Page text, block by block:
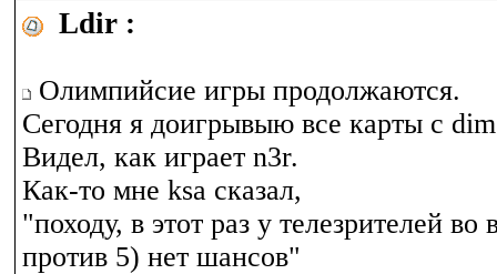
Ldir :
Олимпийсие игры продолжаются.
Сегодня я доигрывыю все карты с
Видел, как играет n3r.
Как-то мне ksa сказал,
"походу, в этот раз у телезрителей во
против 5) нет шансов"